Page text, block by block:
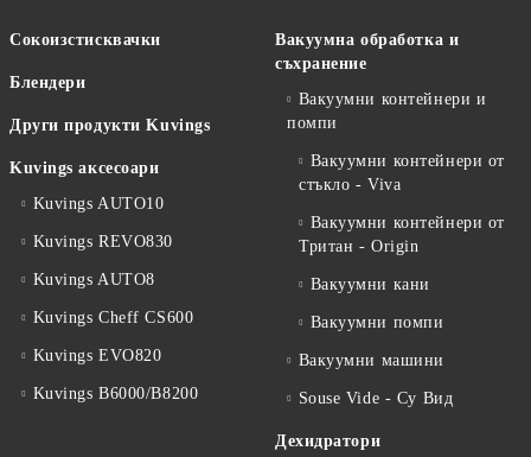
Сокоизстисквачки
Блендери
Други продукти Kuvings
Kuvings аксесоари
Kuvings AUTO10
Kuvings REVO830
Kuvings AUTO8
Kuvings Cheff CS600
Kuvings EVO820
Kuvings B6000/B8200
Вакуумна обработка и
съхранение
Вакуумни контейнери и
помпи
Вакуумни контейнери от
стъкло - Viva
Вакуумни контейнери от
Тритан - Origin
Вакуумни кани
Вакуумни помпи
Вакуумни машини
Souse Vide - Су Вид
Дехидратори